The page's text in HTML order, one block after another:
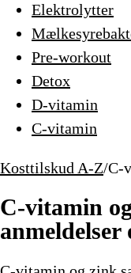
Elektrolytter
Pre-workout
Detox
D-vitamin
C-vitamin
Kosttilskud A-Z/C-
C-vitamin